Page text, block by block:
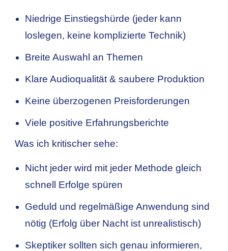
Niedrige Einstiegshürde (jeder kann
loslegen, keine komplizierte Technik)
Breite Auswahl an Themen
Klare Audioqualität & saubere Produktion
Keine überzogenen Preisforderungen
Viele positive Erfahrungsberichte
Was ich kritischer sehe:
Nicht jeder wird mit jeder Methode gleich
schnell Erfolge spüren
Geduld und regelmäßige Anwendung sind
nötig (Erfolg über Nacht ist unrealistisch)
Skeptiker sollten sich genau informieren,